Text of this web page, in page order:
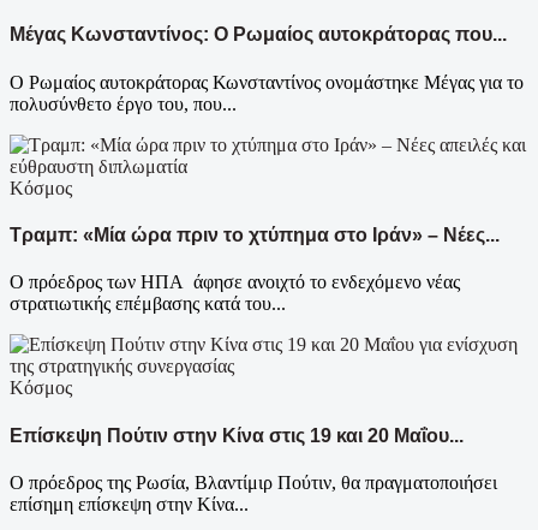
Μέγας Κωνσταντίνος: Ο Ρωμαίος αυτοκράτορας που...
Ο Ρωμαίος αυτοκράτορας Κωνσταντίνος ονομάστηκε Μέγας για το
πολυσύνθετο έργο του, που...
Κόσμος
Τραμπ: «Μία ώρα πριν το χτύπημα στο Ιράν» – Νέες...
Ο πρόεδρος των ΗΠΑ άφησε ανοιχτό το ενδεχόμενο νέας
στρατιωτικής επέμβασης κατά του...
Κόσμος
Επίσκεψη Πούτιν στην Κίνα στις 19 και 20 Μαΐου...
Ο πρόεδρος της Ρωσία, Βλαντίμιρ Πούτιν, θα πραγματοποιήσει
επίσημη επίσκεψη στην Κίνα...